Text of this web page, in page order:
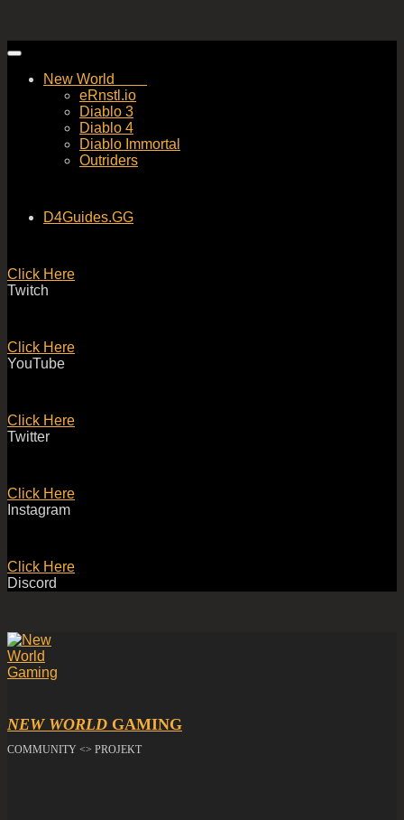
Skip
contentNew World
eRnstl.io
Diablo 3
Diablo 4
Diablo Immortal
Outriders
D4Guides.GG
Click Here
Twitch
Click Here
YouTube
Click Here
Twitter
Click Here
Instagram
Click Here
Discord
NEW WORLD GAMING
COMMUNITY <> PROJEKT